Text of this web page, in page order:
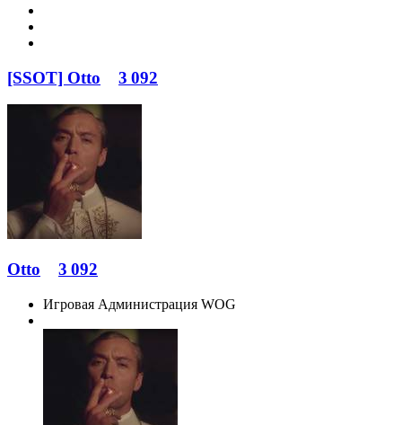
[SSOT] Otto 3 092
Otto 3 092
Игровая Администрация WOG